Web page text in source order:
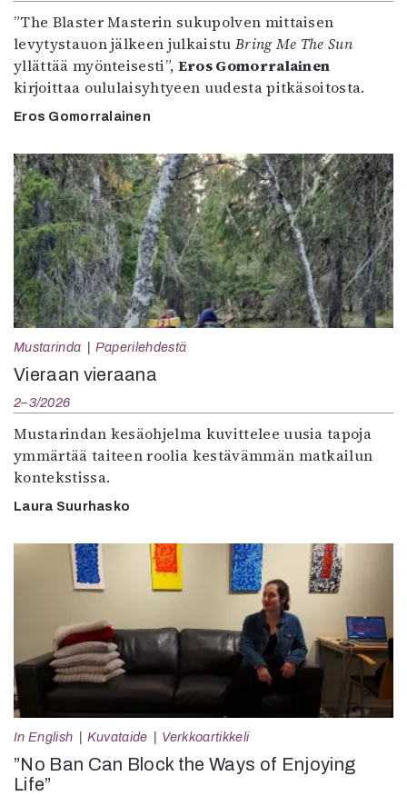
”The Blaster Masterin sukupolven mittaisen
levytystauon jälkeen julkaistu Bring Me The Sun
yllättää myönteisesti”, Eros Gomorralainen
kirjoittaa oululaisyhtyeen uudesta pitkäsoitosta.
Eros Gomorralainen
Mustarinda Paperilehdestä
Vieraan vieraana
2–3/2026
Mustarindan kesäohjelma kuvittelee uusia tapoja
ymmärtää taiteen roolia kestävämmän matkailun
kontekstissa.
Laura Suurhasko
In English Kuvataide Verkkoartikkeli
”No Ban Can Block the Ways of Enjoying
Life”